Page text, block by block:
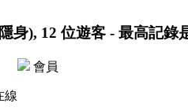
隱身), 12 位遊客 - 最高記錄
會員
線